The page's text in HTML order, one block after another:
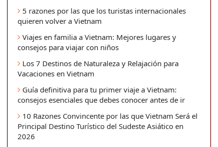
5 razones por las que los turistas internacionales
quieren volver a Vietnam
Viajes en familia a Vietnam: Mejores lugares y
consejos para viajar con niños
Los 7 Destinos de Naturaleza y Relajación para
Vacaciones en Vietnam
Guía definitiva para tu primer viaje a Vietnam:
consejos esenciales que debes conocer antes de ir
10 Razones Convincente por las que Vietnam Será el
Principal Destino Turístico del Sudeste Asiático en
2026